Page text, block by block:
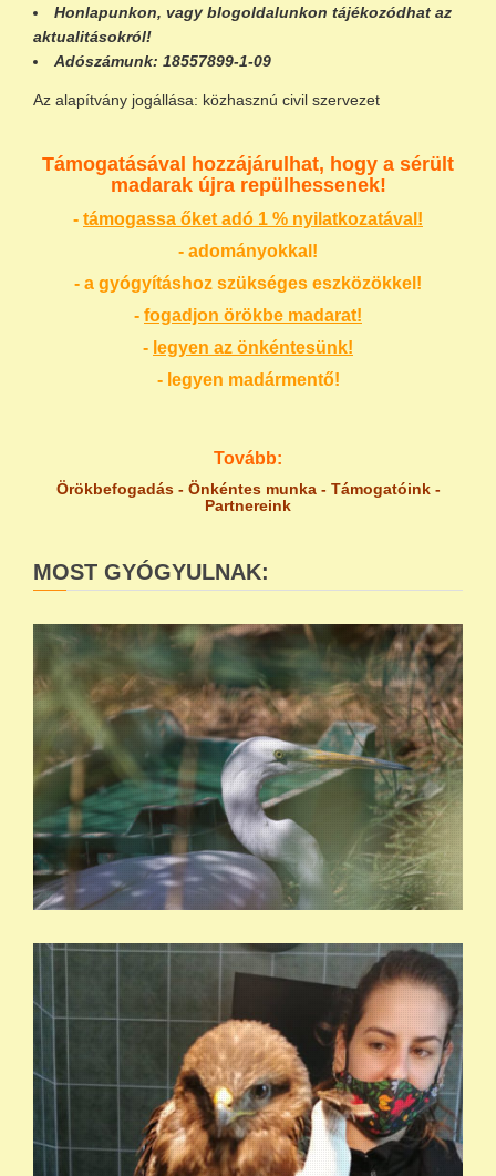
Honlapunkon, vagy blogoldalunkon tájékozódhat az
aktualitásokról!
Adószámunk: 18557899-1-09
Az alapítvány jogállása: közhasznú civil szervezet
Támogatásával hozzájárulhat, hogy a sérült
madarak újra repülhessenek!
- támogassa őket adó 1 % nyilatkozatával!
- adományokkal!
- a gyógyításhoz szükséges eszközökkel!
- fogadjon örökbe madarat!
- legyen az önkéntesünk!
- legyen madármentő!
Tovább:
Örökbefogadás - Önkéntes munka- Támogatóink-
Partnereink
MOST GYÓGYULNAK: